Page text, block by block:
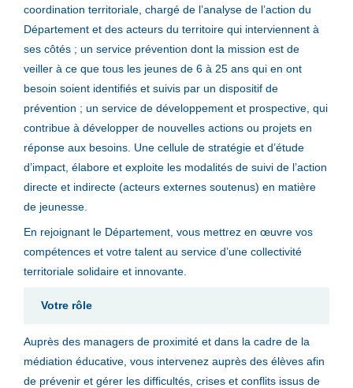
coordination territoriale, chargé de l’analyse de l’action du
Département et des acteurs du territoire qui interviennent à
ses côtés ; un service prévention dont la mission est de
veiller à ce que tous les jeunes de 6 à 25 ans qui en ont
besoin soient identifiés et suivis par un dispositif de
prévention ; un service de développement et prospective, qui
contribue à développer de nouvelles actions ou projets en
réponse aux besoins. Une cellule de stratégie et d’étude
d’impact, élabore et exploite les modalités de suivi de l’action
directe et indirecte (acteurs externes soutenus) en matière
de jeunesse.
En rejoignant le Département, vous mettrez en œuvre vos
compétences et votre talent au service d’une collectivité
territoriale solidaire et innovante.
Votre rôle
Auprès des managers de proximité et dans la cadre de la
médiation éducative, vous intervenez auprès des élèves afin
de prévenir et gérer les difficultés, crises et conflits issus de